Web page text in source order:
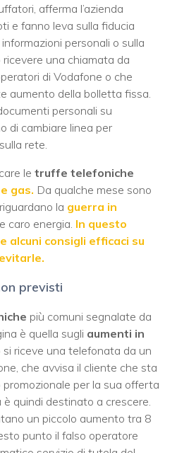
afferma l’azienda
e fanno leva sulla fiducia
personali o sulla
una chiamata da
di Vodafone o che
aumento della bolletta fissa.
personali su
di cambiare linea per
rete.
le truffe telefoniche
gas. Da qualche mese sono
la guerra in
caro energia. In questo
consigli efficaci su
previsti
più comuni segnalate da
è quella sugli aumenti in
si riceve una telefonata da un
che avvisa il cliente che sta
promozionale per la sua offerta
quindi destinato a crescere.
un piccolo aumento tra 8
punto il falso operatore